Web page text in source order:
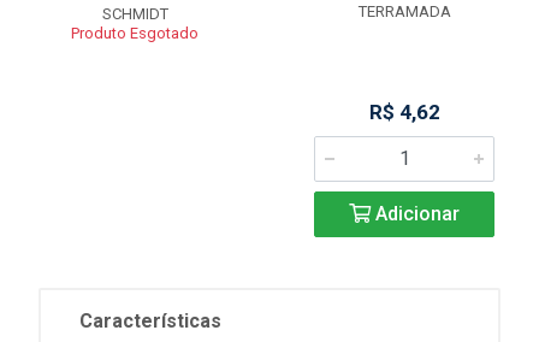
SCHMIDT
Produto Esgotado
TERRAMADA
R$ 4,62
Adicionar
Características